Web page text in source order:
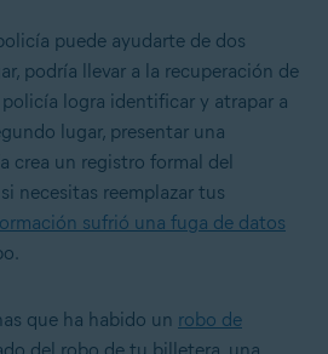
puede ayudarte de dos
podría llevar a la recuperación de
logra identificar y atrapar a
lugar, presentar una
crea un registro formal del
necesitas reemplazar tus
sufrió una fuga de datos
que ha habido un robo de